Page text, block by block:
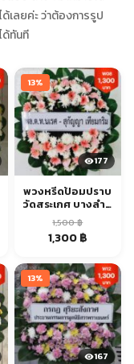
เลยค่ะ ว่าต้องการรูป
ด้ทันที
.
13%
177
พวงหรีดป้อมปราบ
วัดสระเกศ บางลำพู
ส่งด่วน
1,500฿
Original
was:
1,500 ฿.
1,300฿Current
is:
1,300 ฿.
13%
167